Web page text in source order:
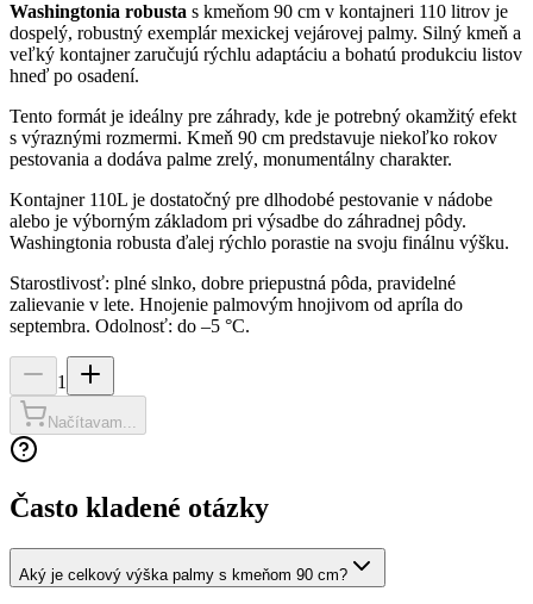
Washingtonia robusta s kmeňom 90 cm v kontajneri 110 litrov je
dospelý, robustný exemplár mexickej vejárovej palmy. Silný kmeň a
veľký kontajner zaručujú rýchlu adaptáciu a bohatú produkciu listov
hneď po osadení.
Tento formát je ideálny pre záhrady, kde je potrebný okamžitý efekt
s výraznými rozmermi. Kmeň 90 cm predstavuje niekoľko rokov
pestovania a dodáva palme zrelý, monumentálny charakter.
Kontajner 110L je dostatočný pre dlhodobé pestovanie v nádobe
alebo je výborným základom pri výsadbe do záhradnej pôdy.
Washingtonia robusta ďalej rýchlo porastie na svoju finálnu výšku.
Starostlivosť: plné slnko, dobre priepustná pôda, pravidelné
zalievanie v lete. Hnojenie palmovým hnojivom od apríla do
septembra. Odolnosť: do –5 °C.
1
Načítavam...
Často kladené otázky
Aký je celkový výška palmy s kmeňom 90 cm?